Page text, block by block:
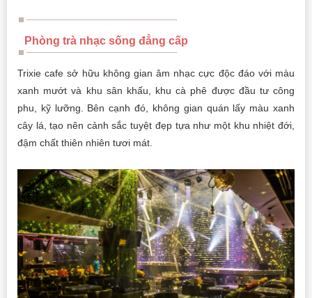
Phòng trà nhạc sống đẳng cấp
Trixie cafe sở hữu không gian âm nhạc cực độc đáo với màu
xanh mướt và khu sân khấu, khu cà phê được đầu tư công
phu, kỹ lưỡng. Bên cạnh đó, không gian quán lấy màu xanh
cây lá, tạo nên cảnh sắc tuyệt đẹp tựa như một khu nhiệt đới,
đậm chất thiên nhiên tươi mát.